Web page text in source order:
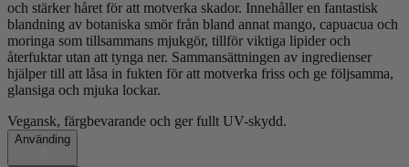
och stärker håret för att motverka skador. Innehåller en fantastisk
blandning av botaniska smör från bland annat mango, capuacua och
moringa som tillsammans mjukgör, tillför viktiga lipider och
återfuktar utan att tynga ner. Sammansättningen av ingredienser
hjälper till att låsa in fukten för att motverka friss och ge följsamma,
glansiga och mjuka lockar.
Vegansk, färgbevarande och ger fullt UV-skydd.
Använding